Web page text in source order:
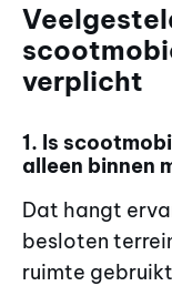
verplicht
1. Is
alleen binnen
Dat hangt
besloten
ruimte